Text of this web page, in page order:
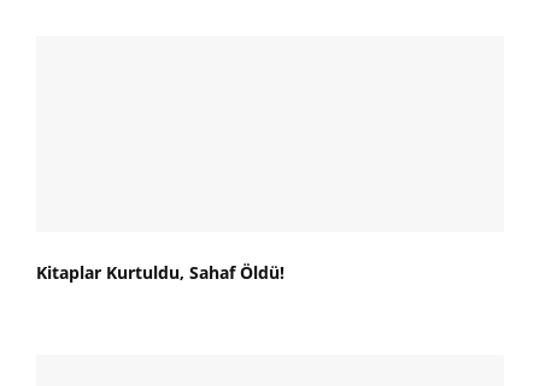
Kitaplar Kurtuldu, Sahaf Öldü!